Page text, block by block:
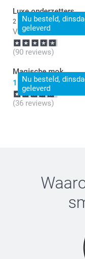
Nu besteld,
geleverd
Luxe onderzetters
2 varianten
Vanaf 24,99
(90 reviews)
Nu besteld,
geleverd
Magische mok
15,99
(36 reviews)